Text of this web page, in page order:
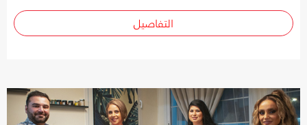
التفاصيل